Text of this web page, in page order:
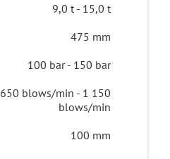
9,0 t - 15,0 t
475 mm
100 bar - 150 bar
650 blows/min - 1 150
blows/min
100 mm